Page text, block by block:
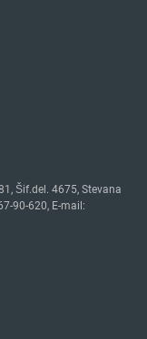
Šif.del. 4675, Stevana
90-620, E-mail: